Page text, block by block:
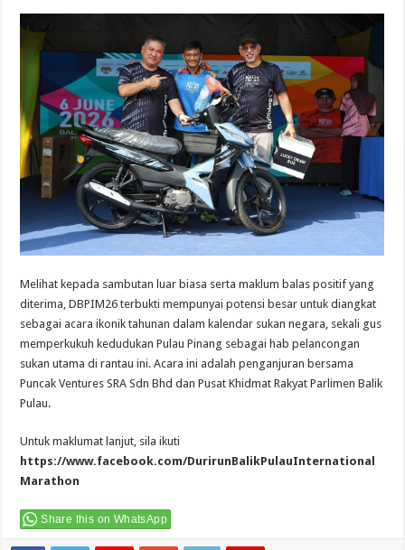
Melihat kepada sambutan luar biasa serta maklum balas positif yang
diterima, DBPIM26 terbukti mempunyai potensi besar untuk diangkat
sebagai acara ikonik tahunan dalam kalendar sukan negara, sekali gus
memperkukuh kedudukan Pulau Pinang sebagai hab pelancongan
sukan utama di rantau ini. Acara ini adalah penganjuran bersama
Puncak Ventures SRA Sdn Bhd dan Pusat Khidmat Rakyat Parlimen Balik
Pulau.
Untuk maklumat lanjut, sila ikuti
https://www.facebook.com/DurirunBalikPulauInternational
Marathon
Share this on WhatsApp